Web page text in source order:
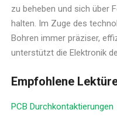
zu beheben und sich über
halten. Im Zuge des
Bohren immer präziser,
unterstützt die Elektronik
Empfohlene
PCB Durchkontaktierungen